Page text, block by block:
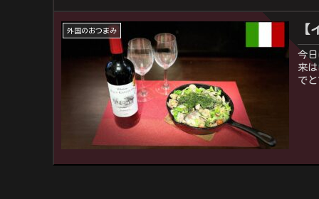
外国のおつまみ 【
今
来
で